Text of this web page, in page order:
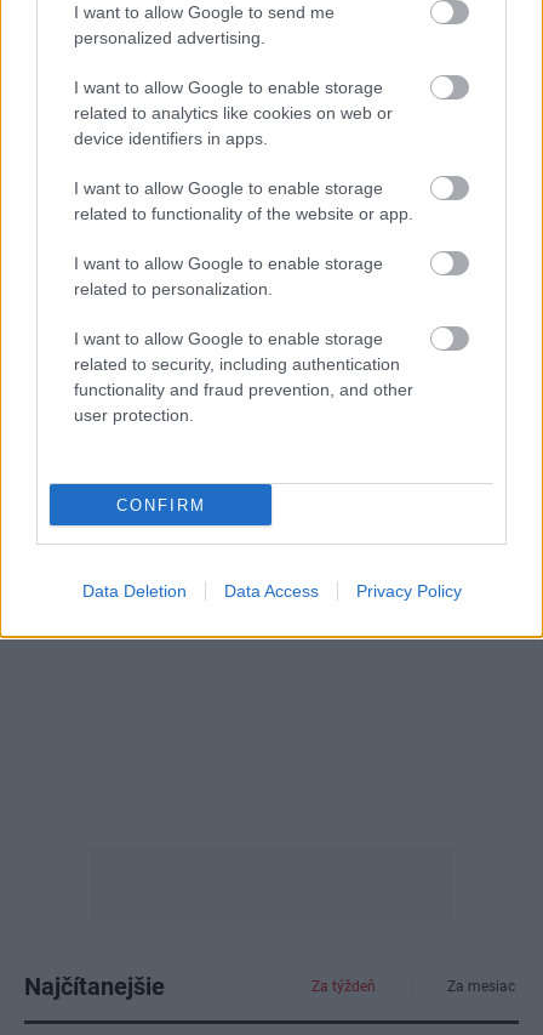
I want to allow Google to send me
personalized advertising.
I want to allow Google to enable storage
related to analytics like cookies on web or
device identifiers in apps.
I want to allow Google to enable storage
related to functionality of the website or app.
I want to allow Google to enable storage
related to personalization.
I want to allow Google to enable storage
related to security, including authentication
functionality and fraud prevention, and other
user protection.
CONFIRM
Data Deletion Data Access Privacy Policy
Diskusia
Najčítanejšie Za týždeň Za mesiac